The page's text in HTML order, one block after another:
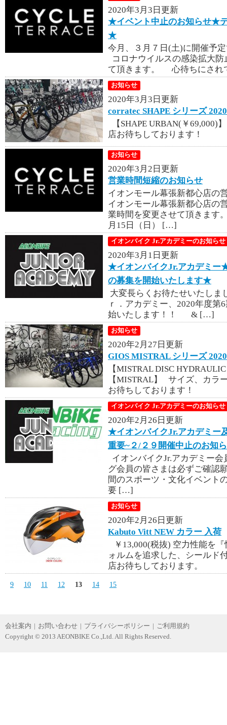
2020年3月3日更新
★イベント中止のお知らせ★
★
今月、３月７日(土)に開催予
コロナウイルスの感染拡大
て頂きます。 心待ちにされ
お知らせ
2020年3月3日更新
corratec SHAPE シリーズ
【SHAPE URBAN(￥69,000)
店お待ちしております！
お知らせ
2020年3月2日更新
営業時間短縮のお知らせ
イオンモール幕張新都心店の
イオンモール幕張新都心店の
業時間を変更させて頂きます
月15日（日） […]
イオンバイク Jr.アカデミーのお知らせ
2020年3月1日更新
★イオンバイクJr.アカデミ
の募集を開始いたします★
大変長らくお待たせいたし
ｒ．アカデミー、2020年度第
始いたします！！ & […]
お知らせ
2020年2月27日更新
GIOS MISTRAL シリーズ
【MISTRAL DISC
【MISTRAL】 サイズ、カラ
お待ちしております！
イオンバイク Jr.アカデミーのお知らせ
2020年2月26日更新
★イオンバイクJr.アカデミー
重要~２/２９開催中止のお知
イオンバイクJr.アカデミー
グ会員の皆さまは必ずご確認
間のスポーツ・文化イベント
要 […]
お知らせ
2020年2月26日更新
Kabuto Vitt NEW カラー 入荷
￥13,000(税抜) 空力性能を
ォルムを追求した、シール
店お待ちしております。
9 10 11 12 13 14 15
会社案内 | お問い合わせ | プライバシーポリシー | ご利用規約
Copyright © 2013 AEONBIKE Co.,Ltd. All Rights Reserved.